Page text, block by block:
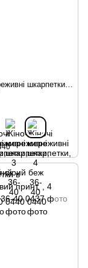
Жіночі мереживні шкарпетки, 4 беж 36-40